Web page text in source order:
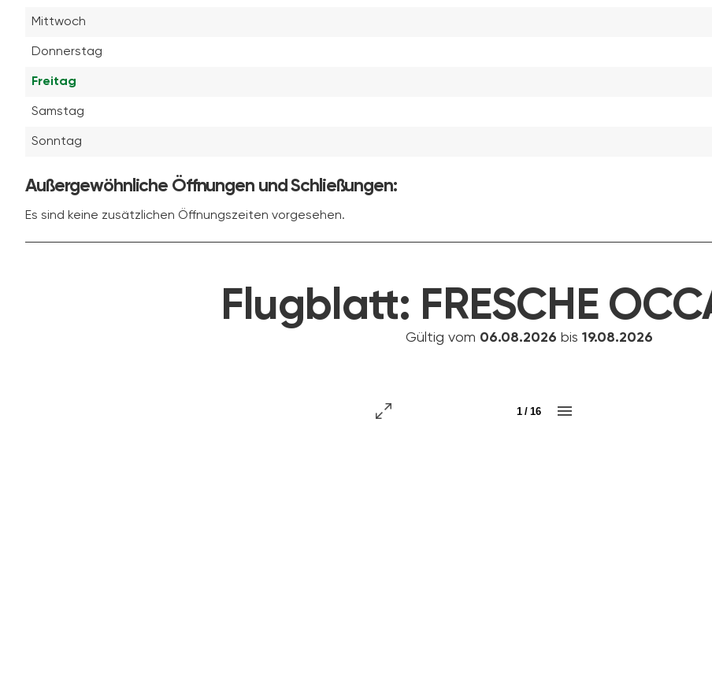
Mittwoch
Donnerstag
Freitag
Samstag
Sonntag
Außergewöhnliche Öffnungen und Schließungen:
Es sind keine zusätzlichen Öffnungszeiten vorgesehen.
Flugblatt: FRESCHE
Gültig vom 06.08.2026 bis 19.08.2026